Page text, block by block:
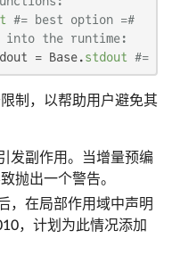
#= best option =#
into the runtime:
= Base.stdout #=
制，以帮助用户避免其
发副作用。当增量预编
抛出一个警告。
，在局部作用域中声明
，计划为此情况添加